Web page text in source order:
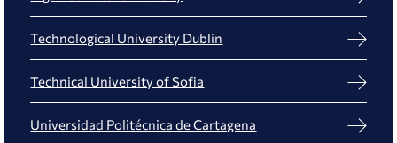
Technological University Dublin
Technical University of Sofia
Universidad Politécnica de Cartagena